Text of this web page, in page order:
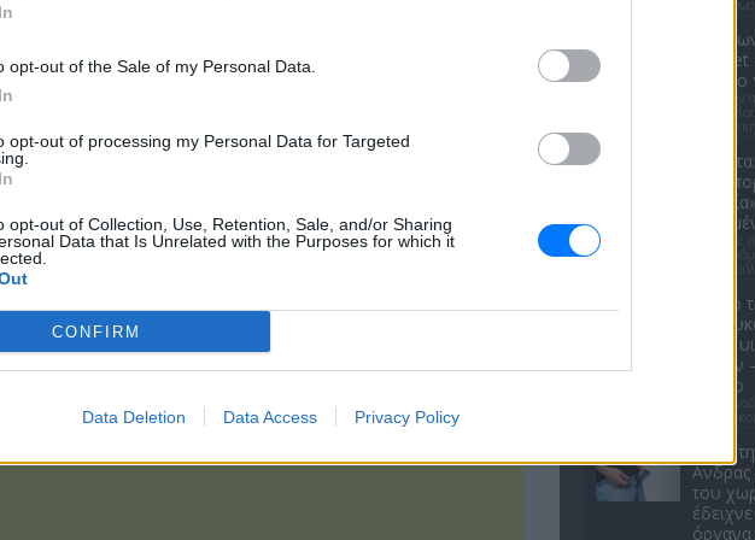
opt-out of the Sale of my Personal Data.
opt-out of processing my Personal Data for Targeted
opt-out of Collection, Use, Retention, Sale, and/or Sharing
Data that Is Unrelated with the Purposes for which it
CONFIRM
Data Deletion Data Access Privacy Policy
με τον τραυματία να παραδίδεται μαζί με το τμήμα του
στο χέρι του σε πλήρωμα του ΕΚΑΒ και να μεταφέρεται
ιατρικής φροντίδας.
διερευνώνται.
ellada/story/1694169/sovaro-atyxima-sto-irakleio-to-xeri-tou-
την
Μετά την
Όσα είπε
«Καλό
το
είχαν
λύκων
βίντεο
Μια
και ένα
Σοκ
Ανδρας
του
όργανα